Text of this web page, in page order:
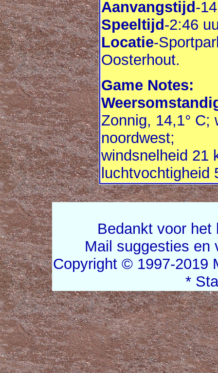
Aanvangstijd-
Speeltijd-2:46
Locatie-
Oosterhout.
Game Notes:
Zonnig, 14,1° C;
noordwest;
windsnelheid 21
luchtvochtigheid
Bedankt voor
Mail suggesties en
Copyright © 1997-2019
*